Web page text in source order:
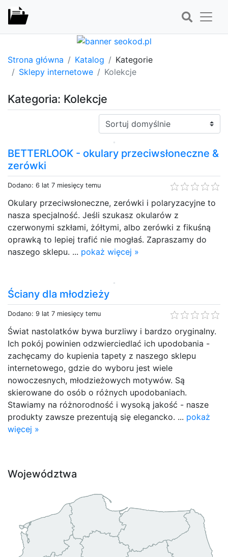
Strona główna Katalog
Kategorie
Sklepy internetowe
Kolekcje
Kategoria: Kolekcje
Sortuj:
BETTERLOOK - okulary przeciwsłoneczne &
zerówki
Dodano: 6 lat 7 miesięcy temu
Okulary przeciwsłoneczne, zerówki i polaryzacyjne to
nasza specjalność. Jeśli szukasz okularów z
czerwonymi szkłami, żółtymi, albo zerówki z fikuśną
oprawką to lepiej trafić nie mogłaś. Zapraszamy do
naszego sklepu. ... pokaż więcej »
Ściany dla młodzieży
Dodano: 9 lat 7 miesięcy temu
Świat nastolatków bywa burzliwy i bardzo oryginalny.
Ich pokój powinien odzwierciedlać ich upodobania -
zachęcamy do kupienia tapety z naszego sklepu
internetowego, gdzie do wyboru jest wiele
nowoczesnych, młodzieżowych motywów. Są
skierowane do osób o różnych upodobaniach.
Stawiamy na różnorodność i wysoką jakość - nasze
produkty zawsze prezentują się elegancko. ... pokaż
więcej »
Województwa